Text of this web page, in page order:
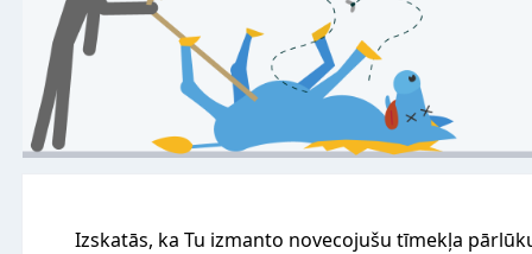
Izskatās, ka Tu izmanto novecojušu tīmekļa